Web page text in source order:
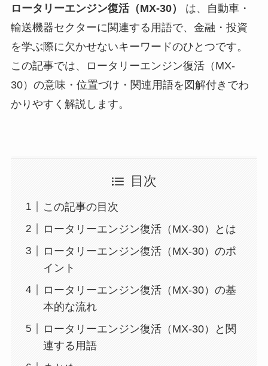
ロータリーエンジン復活（MX-30）
は、自動車・
輸送機器セクターに関連する用語で、金融・投資
を学ぶ際に欠かせないキーワードのひとつです。
この記事では、ロータリーエンジン復活（MX-
30）の意味・位置づけ・関連用語を図解付きでわ
かりやすく解説します。
目次
この記事の目次
ロータリーエンジン復活（MX-30）とは
ロータリーエンジン復活（MX-30）のポ
イント
ロータリーエンジン復活（MX-30）の基
本的な流れ
ロータリーエンジン復活（MX-30）と関
連する用語